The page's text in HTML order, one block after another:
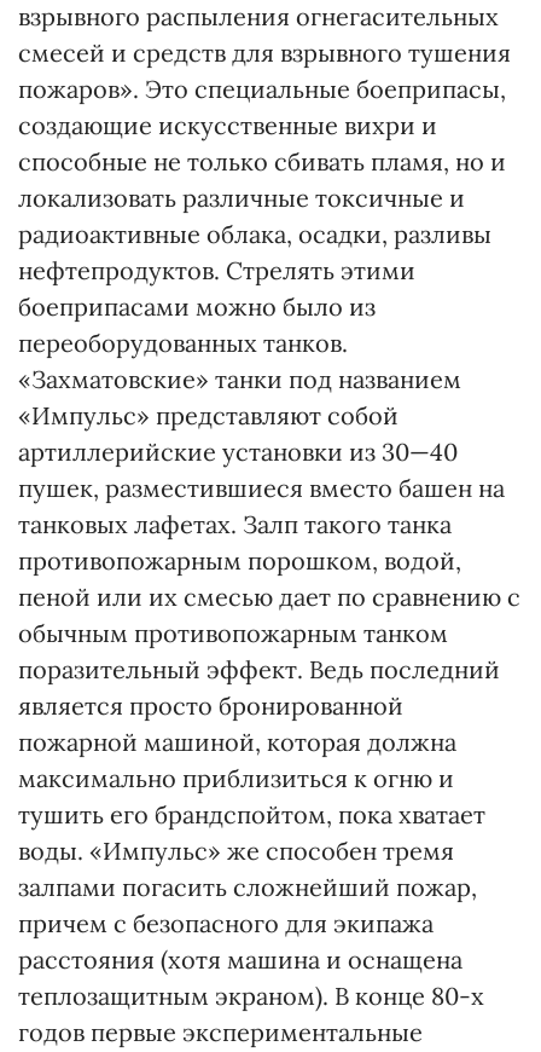
взрывного распыления огнегасительных
смесей и средств для взрывного тушения
пожаров». Это специальные боеприпасы,
создающие искусственные вихри и
способные не только сбивать пламя, но и
локализовать различные токсичные и
радиоактивные облака, осадки, разливы
нефтепродуктов. Стрелять этими
боеприпасами можно было из
переоборудованных танков.
«Захматовские» танки под названием
«Импульс» представляют собой
артиллерийские установки из 30—40
пушек, разместившиеся вместо башен на
танковых лафетах. Залп такого танка
противопожарным порошком, водой,
пеной или их смесью дает по сравнению с
обычным противопожарным танком
поразительный эффект. Ведь последний
является просто бронированной
пожарной машиной, которая должна
максимально приблизиться к огню и
тушить его брандспойтом, пока хватает
воды. «Импульс» же способен тремя
залпами погасить сложнейший пожар,
причем с безопасного для экипажа
расстояния (хотя машина и оснащена
теплозащитным экраном). В конце 80-х
годов первые экспериментальные